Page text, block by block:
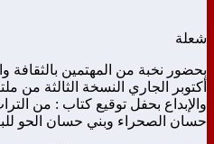
شعلة
أكتوبر الجاري النسخة الثالثة من
والإبداع بحفل توقيع كتاب : من
حسان الصحراء وبني حسان الحو